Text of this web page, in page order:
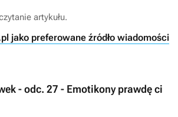
artykułu.
jako preferowane źródło wiadomości
- odc. 27 - Emotikony prawdę ci